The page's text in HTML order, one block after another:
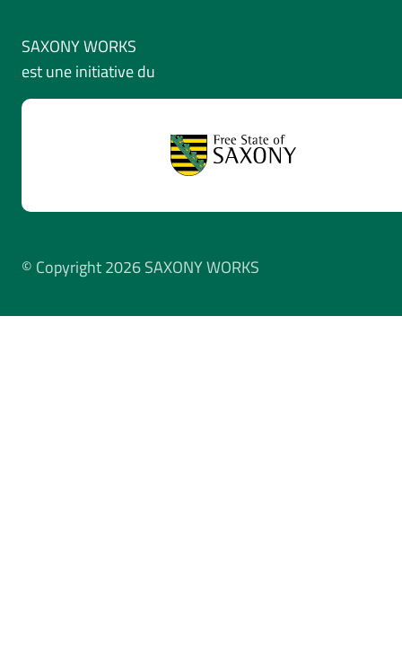
SAXONY WORKS
est une initiative du
© Copyright 2026 SAXONY WORKS